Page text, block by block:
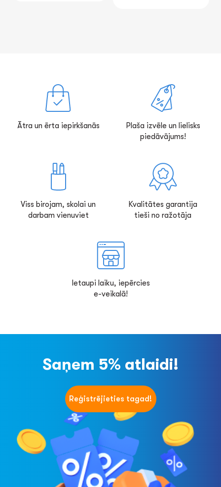
Ātra un ērta iepirkšanās
Plaša izvēle un lielisks
piedāvājums!
Viss birojam, skolai un
darbam vienuviet
Kvalitātes garantija
tieši no ražotāja
Ietaupi laiku, iepērcies
e-veikalā!
Saņem 5% atlaidi!
Reģistrējieties tagad!